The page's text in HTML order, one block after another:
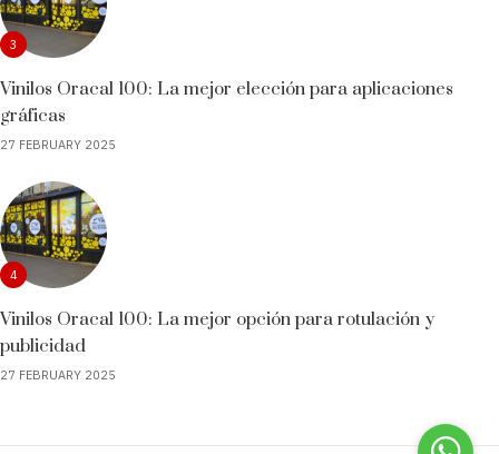
3
Vinilos Oracal 100: La mejor elección para aplicaciones
gráficas
27 FEBRUARY 2025
4
Vinilos Oracal 100: La mejor opción para rotulación y
publicidad
27 FEBRUARY 2025